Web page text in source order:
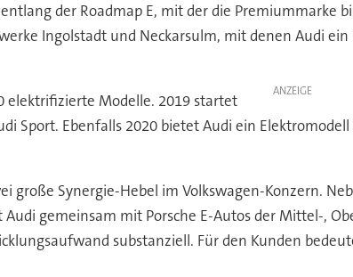
der Roadmap E, mit der die Premiummarke
Ingolstadt und Neckarsulm, mit denen Audi
ANZEIGE
elektrifizierte Modelle. 2019 startet
Sport. Ebenfalls 2020 bietet Audi ein
Synergie-Hebel im Volkswagen-Konzern.
gemeinsam mit Porsche E-Autos der Mittel-,
substanziell. Für den Kunden